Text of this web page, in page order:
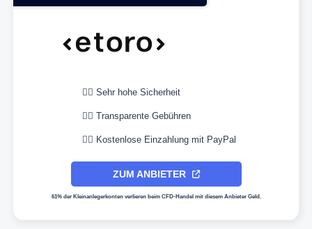
👉🏼 Sehr hohe Sicherheit
👉🏼 Transparente Gebühren
👉🏼 Kostenlose Einzahlung mit PayPal
ZUM ANBIETER
61% der Kleinanlegerkonten verlieren beim CFD-Handel mit diesem Anbieter Geld.